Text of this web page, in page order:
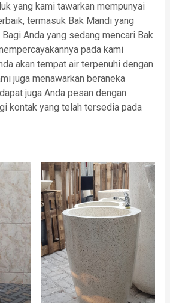
yang kami tawarkan mempunyai
termasuk Bak Mandi yang
Anda yang sedang mencari Bak
pada kami
akan tempat air terpenuhi dengan
juga menawarkan beraneka
juga Anda pesan dengan
kontak yang telah tersedia pada